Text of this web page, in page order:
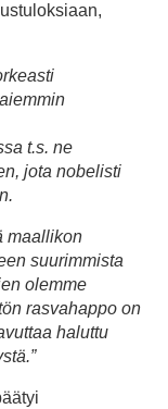
t.s. ne
jota nobelisti
maallikon
suurimmista
olemme
rasvahappo on
haluttu